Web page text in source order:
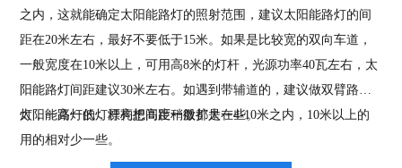
之内，这就能确定太阳能路灯的照射范围，建议太阳能路灯的间
距在20米左右，最好不要低于15米。如果是比较宽的双向车道，
一般宽度在10米以上，可用高8米的灯杆，光源功率40瓦左右，太
阳能路灯间距建议30米左右。如遇到带辅道的，建议做双臂路
灯，一高一低，漂亮把间距稍微扩大一些。
太阳能路灯的灯杆构想高度一般都是在4-10米之内，10米以上的
用的相对少一些。